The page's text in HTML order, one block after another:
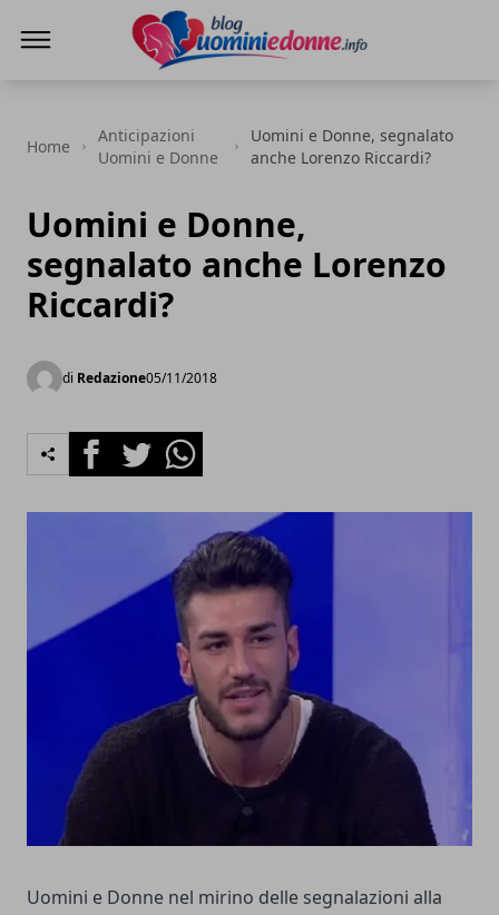
Home
Anticipazioni
Uomini e Donne
Uomini e Donne, segnalato
anche Lorenzo Riccardi?
Uomini e Donne,
segnalato anche Lorenzo
Riccardi?
di Redazione05/11/2018
FacebookTwitterWhatsapp
Uomini e Donne nel mirino delle segnalazioni alla